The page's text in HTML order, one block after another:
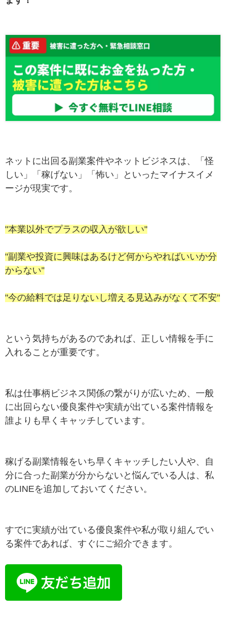
ネットに出回る副業案件やネットビジネスは、「怪
しい」「稼げない」「怖い」といったマイナスイメ
ージが現実です。
"本業以外でプラスの収入が欲しい"
"副業や投資に興味はあるけど何からやればいいか分
からない"
"今の給料では足りないし増える見込みがなくて不安"
という気持ちがあるのであれば、正しい情報を手に
入れることが重要です。
私は仕事柄ビジネス関係の繋がりが広いため、一般
に出回らない優良案件や実績が出ている案件情報を
誰よりも早くキャッチしています。
稼げる副業情報をいち早くキャッチしたい人や、自
分に合った副業が分からないと悩んでいる人は、私
のLINEを追加しておいてください。
すでに実績が出ている優良案件や私が取り組んでい
る案件であれば、すぐにご紹介できます。